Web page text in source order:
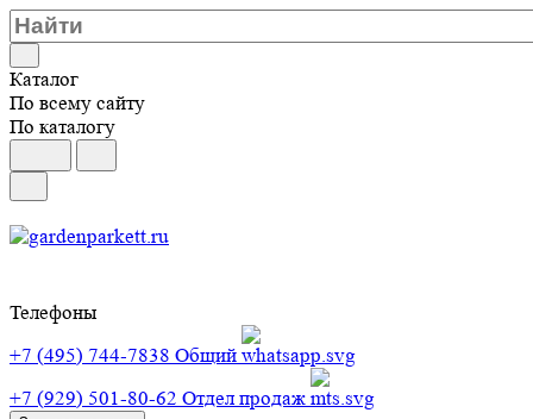
Каталог
По всему сайту
По каталогу
Телефоны
+7 (495) 744-7838 Общий
+7 (929) 501-80-62 Отдел продаж